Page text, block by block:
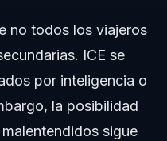
no todos los viajeros
ICE se
por inteligencia o
la posibilidad
sigue